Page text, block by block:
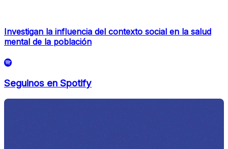
Investigan la influencia del contexto social en la salud
mental de la población
Seguinos en Spotify